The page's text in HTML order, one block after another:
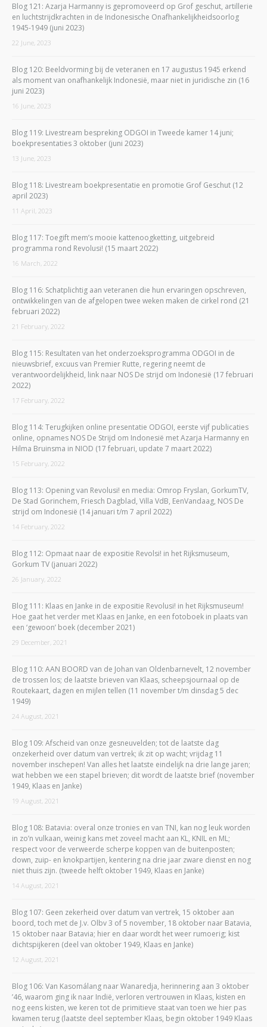
Blog 121: Azarja Harmanny is gepromoveerd op Grof geschut, artillerie
en luchtstrijdkrachten in de Indonesische Onafhankelijkheidsoorlog
1945-1949 (juni 2023)
22 June, 2023
Blog 120: Beeldvorming bij de veteranen en 17 augustus 1945 erkend
als moment van onafhankelijk Indonesië, maar niet in juridische zin (16
juni 2023)
16 June, 2023
Blog 119: Livestream bespreking ODGOI in Tweede kamer 14 juni;
boekpresentaties 3 oktober (juni 2023)
13 June, 2023
Blog 118: Livestream boekpresentatie en promotie Grof Geschut (12
april 2023)
11 April, 2023
Blog 117: Toegift mem’s mooie kattenoogketting, uitgebreid
programma rond Revolusi! (15 maart 2022)
16 March, 2022
Blog 116: Schatplichtig aan veteranen die hun ervaringen opschreven,
ontwikkelingen van de afgelopen twee weken maken de cirkel rond (21
februari 2022)
21 February, 2022
Blog 115: Resultaten van het onderzoeksprogramma ODGOI in de
nieuwsbrief, excuus van Premier Rutte, regering neemt de
verantwoordelijkheid, link naar NOS De strijd om Indonesië (17 februari
2022)
17 February, 2022
Blog 114: Terugkijken online presentatie ODGOI, eerste vijf publicaties
online, opnames NOS De Strijd om Indonesië met Azarja Harmanny en
Hilma Bruinsma in NIOD (17 februari, update 7 maart 2022)
15 February, 2022
Blog 113: Opening van Revolusi! en media: Omrop Fryslan, GorkumTV,
De Stad Gorinchem, Friesch Dagblad, Villa VdB, EenVandaag, NOS De
strijd om Indonesië (14 januari t/m 7 april 2022)
14 February, 2022
Blog 112: Opmaat naar de expositie Revolsi! in het Rijksmuseum,
Gorkum TV (januari 2022)
26 January, 2022
Blog 111: Klaas en Janke in de expositie Revolusi! in het Rijksmuseum!
Hoe gaat het verder met Klaas en Janke, en een fotoboek in plaats van
een ‘gewoon’ boek (december 2021)
29 December, 2021
Blog 110: AAN BOORD van de Johan van Oldenbarnevelt, 12 november
de trossen los; de laatste brieven van Klaas, scheepsjournaal op de
Routekaart, dagen en mijlen tellen (11 november t/m dinsdag 5 dec
1949)
24 August, 2021
Blog 109: Afscheid van onze gesneuvelden; tot de laatste dag
onzekerheid over datum van vertrek; ik zit op wacht; vrijdag 11
november inschepen! Van alles het laatste eindelijk na drie lange jaren;
wat hebben we een stapel brieven; dit wordt de laatste brief (november
1949, Klaas en Janke)
19 August, 2021
Blog 108: Batavia: overal onze tronies en van TNI, kan nog leuk worden
in zo’n vulkaan, weinig kans met zoveel macht aan KL, KNIL en ML;
respect voor de verweerde scherpe koppen van de buitenposten;
down, zuip- en knokpartijen, kentering na drie jaar zware dienst en nog
niet thuis zijn. (tweede helft oktober 1949, Klaas en Janke)
14 August, 2021
Blog 107: Geen zekerheid over datum van vertrek, 15 oktober aan
boord, toch met de J.v. Olbv 3 of 5 november, 18 oktober naar Batavia,
15 oktober naar Batavia; hier en daar wordt het weer rumoerig; kist
dichtspijkeren (deel van oktober 1949, Klaas en Janke)
12 August, 2021
Blog 106: Van Kasomálang naar Wanaredja, herinnering aan 3 oktober
’46, waarom ging ik naar Indië, verloren vertrouwen in Klaas, kisten en
nog eens kisten, we keren tot de primitieve staat van toen we hier pas
kwamen terug (laatste deel september Klaas, begin oktober 1949 Klaas